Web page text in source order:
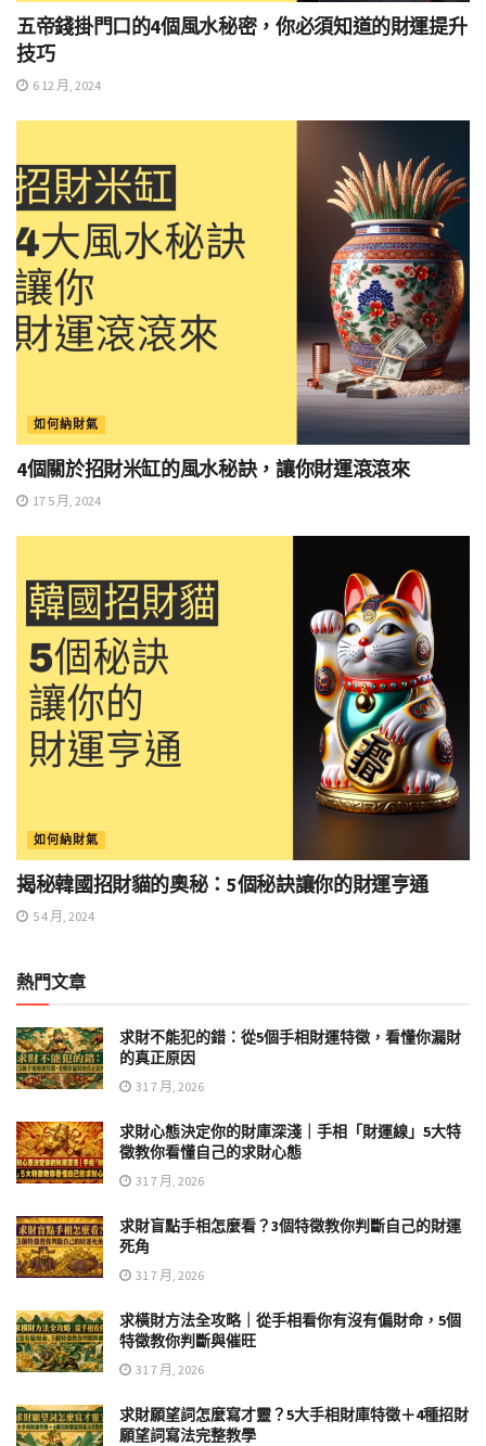
五帝錢掛門口的4個風水秘密，你必須知道的財運提升
技巧
6 12 月, 2024
如何納財氣
4個關於招財米缸的風水秘訣，讓你財運滾滾來
17 5 月, 2024
如何納財氣
揭秘韓國招財貓的奧秘：5個秘訣讓你的財運亨通
5 4 月, 2024
熱門文章
求財不能犯的錯：從5個手相財運特徵，看懂你漏財
的真正原因
31 7 月, 2026
求財心態決定你的財庫深淺｜手相「財運線」5大特
徵教你看懂自己的求財心態
31 7 月, 2026
求財盲點手相怎麼看？3個特徵教你判斷自己的財運
死角
31 7 月, 2026
求橫財方法全攻略｜從手相看你有沒有偏財命，5個
特徵教你判斷與催旺
31 7 月, 2026
求財願望詞怎麼寫才靈？5大手相財庫特徵＋4種招財
願望詞寫法完整教學